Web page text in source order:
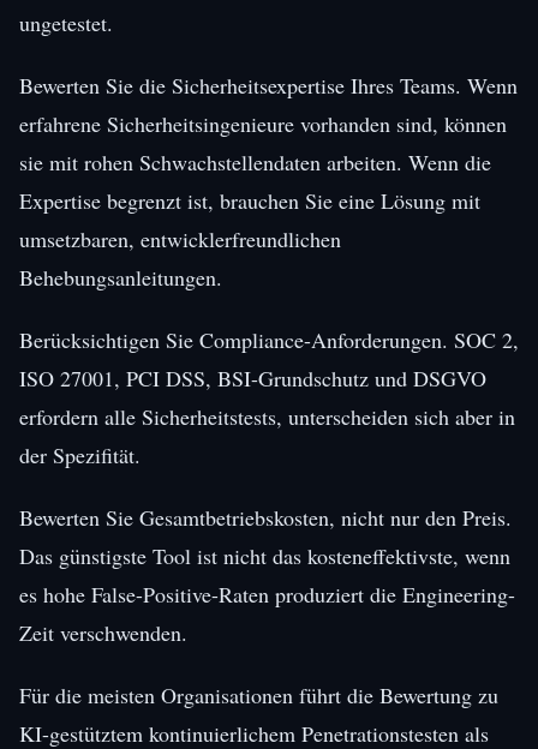
ungetestet.
Bewerten Sie die Sicherheitsexpertise Ihres Teams. Wenn
erfahrene Sicherheitsingenieure vorhanden sind, können
sie mit rohen Schwachstellendaten arbeiten. Wenn die
Expertise begrenzt ist, brauchen Sie eine Lösung mit
umsetzbaren, entwicklerfreundlichen
Behebungsanleitungen.
Berücksichtigen Sie Compliance-Anforderungen. SOC 2,
ISO 27001, PCI DSS, BSI-Grundschutz und DSGVO
erfordern alle Sicherheitstests, unterscheiden sich aber in
der Spezifität.
Bewerten Sie Gesamtbetriebskosten, nicht nur den Preis.
Das günstigste Tool ist nicht das kosteneffektivste, wenn
es hohe False-Positive-Raten produziert die Engineering-
Zeit verschwenden.
Für die meisten Organisationen führt die Bewertung zu
KI-gestütztem kontinuierlichem Penetrationstesten als